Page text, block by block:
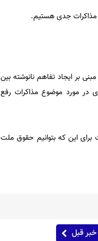
مذاکرات جدی هستیم.
بر ایجاد تفاهم نانوشته بین
در مورد موضوع مذاکرات رفع
برای این که بتوانیم حقوق ملت
خبر قبل